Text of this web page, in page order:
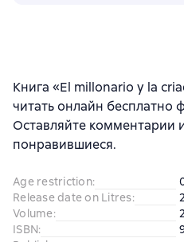
Книга «El millonario y la
читать онлайн бесплатно
Оставляйте комментарии
понравившиеся.
Age restriction:
Release date on Litres:
Volume:
ISBN: